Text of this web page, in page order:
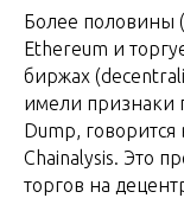
Более половины
Ethereum и
биржах
имели признаки
Dump,
Chainalysis. Это
торгов на